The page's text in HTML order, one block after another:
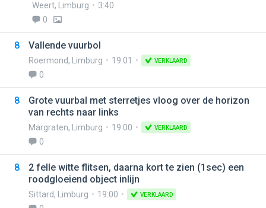
Weert, Limburg
3:40
0
8 Vallende vuurbol
Roermond, Limburg 19:01 VERKLAARD
0
8
Grote vuurbal met sterretjes vloog over de horizon
van rechts naar links
Margraten, Limburg 19:00 VERKLAARD
0
8
2 felle witte flitsen, daarna kort te zien (1sec) een
roodgloeiend object inlijn
Sittard, Limburg 19:00 VERKLAARD